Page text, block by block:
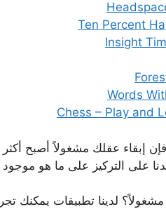
Ten Percent
Insight
Words
Chess – Play and
فإن إبقاء عقلك مشغولاً أصبح
لدينا تطبيقات يمكنك